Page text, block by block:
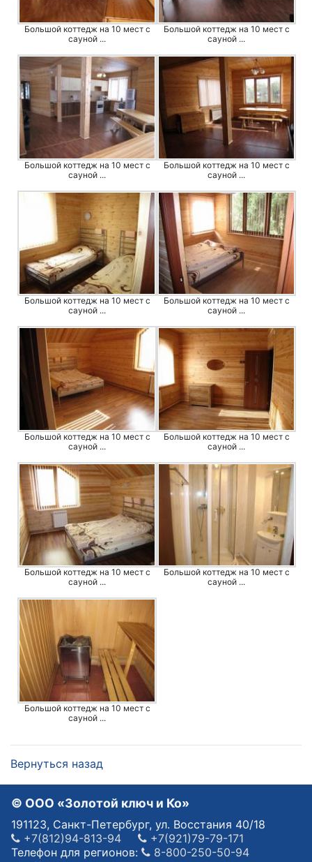
Большой коттедж на 10 мест с
сауной ...
Большой коттедж на 10 мест с
сауной ...
Большой коттедж на 10 мест с
сауной ...
Большой коттедж на 10 мест с
сауной ...
Большой коттедж на 10 мест с
сауной ...
Большой коттедж на 10 мест с
сауной ...
Большой коттедж на 10 мест с
сауной ...
Большой коттедж на 10 мест с
сауной ...
Большой коттедж на 10 мест с
сауной ...
Большой коттедж на 10 мест с
сауной ...
Большой коттедж на 10 мест с
сауной ...
Вернуться назад
© OOO «Золотой ключ и Ко»
191123, Санкт-Петербург, ул. Восстания 40/18
+7(812)94-813-94
+7(921)79-79-171
Телефон для регионов:
8-800-250-50-94